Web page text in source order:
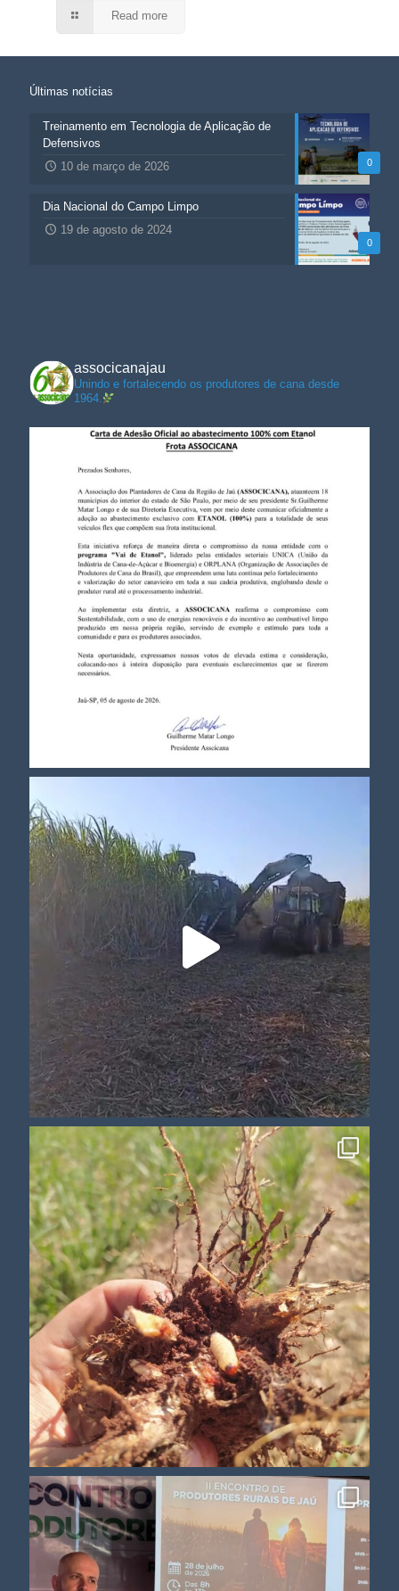
Read more
Últimas notícias
0
Treinamento em Tecnologia de Aplicação de
Defensivos
10 de março de 2026
0
Dia Nacional do Campo Limpo
19 de agosto de 2024
associcanajau
Unindo e fortalecendo os produtores de cana desde
1964.